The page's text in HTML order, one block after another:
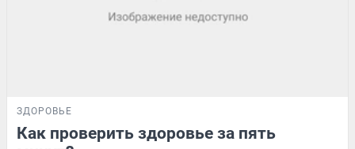
ЗДОРОВЬЕ
Как проверить здоровье за пять